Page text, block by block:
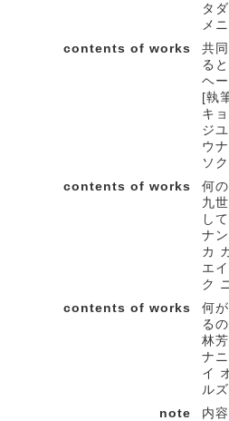
タ
メ
contents of works
共
る
ヘ
[執
キ
ジ
ウ
ソ
contents of works
何
九
し
ナ
カ
エ
ク
contents of works
何
る
林
ナ
イ
ル
note
内